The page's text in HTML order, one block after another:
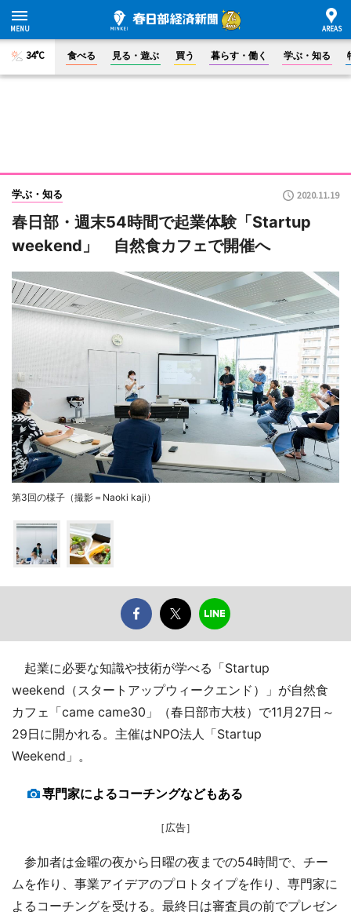
34°C 食べる 見る・遊ぶ 買う 暮らす・働く 学ぶ・知る
学ぶ・知る 2020.11.19
春日部・週末54時間で起業体験「Startup
weekend」 自然食カフェで開催へ
第3回の様子（撮影＝Naoki kaji）
起業に必要な知識や技術が学べる「Startup
weekend（スタートアップウィークエンド）」が自然食
カフェ「came came30」（春日部市大枝）で11月27日～
29日に開かれる。主催はNPO法人「Startup
Weekend」。
専門家によるコーチングなどもある
［広告］
参加者は金曜の夜から日曜の夜までの54時間で、チー
ムを作り、事業アイデアのプロトタイプを作り、専門家に
よるコーチングを受ける。最終日は審査員の前でプレゼン